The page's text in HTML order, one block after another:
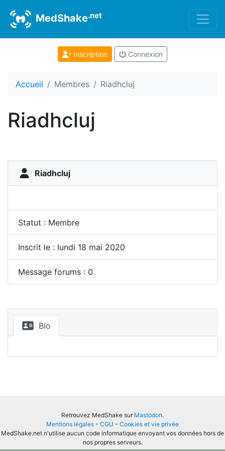
MedShake.net
Inscription Connexion
Accueil Membres Riadhcluj
Riadhcluj
Riadhcluj
Statut : Membre
Inscrit le : lundi 18 mai 2020
Message forums : 0
Bio
Retrouvez MedShake sur Mastodon.
Mentions légales - CGU - Cookies et vie privée
MedShake.net n'utilise aucun code informatique envoyant vos données hors de
nos propres serveurs.